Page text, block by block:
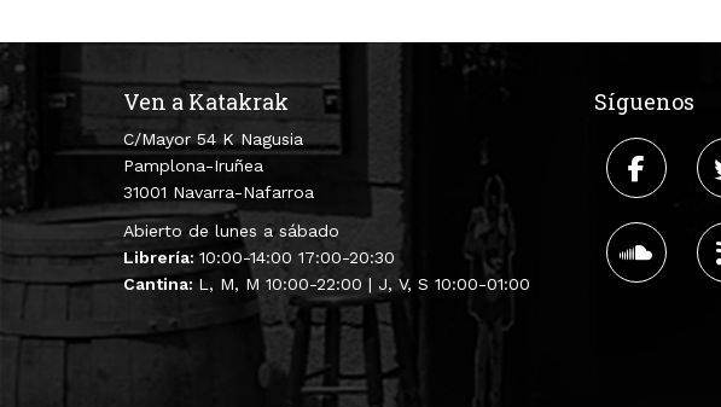
Ven a Katakrak
C/Mayor 54 K Nagusia
Pamplona-Iruñea
31001 Navarra-Nafarroa
Abierto de lunes a sábado
Librería: 10:00-14:00 17:00-20:30
Cantina: L, M, M 10:00-22:00 | J, V, S 10:00-01:00
Síguenos